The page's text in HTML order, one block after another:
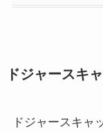
ドジャースキ
ドジャースキャ